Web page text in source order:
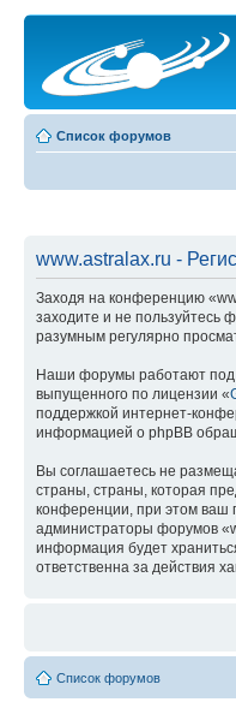
Список форумов
www.astralax.ru -
Заходя на конференцию
заходите и не пользуйтесь
разумным регулярно
Наши форумы работают под
выпущенного по лицензии «
поддержкой интернет-
информацией о phpBB
Вы соглашаетесь не
страны, страны, которая
конференции, при этом ваш
администраторы форумов
информация будет
ответственна за действия
Список форумов